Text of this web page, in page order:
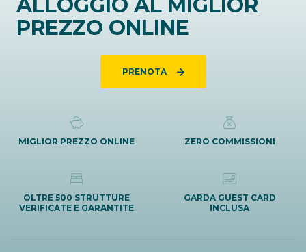
ALLOGGIO AL MIGLIOR
PREZZO ONLINE
PRENOTA
MIGLIOR PREZZO ONLINE ZERO COMMISSIONI
OLTRE 500 STRUTTURE
VERIFICATE E GARANTITE
GARDA GUEST CARD
INCLUSA